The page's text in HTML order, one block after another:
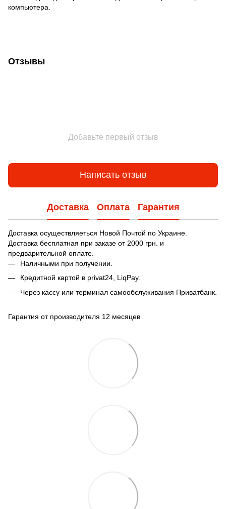
компьютера.
Отзывы
Добавьте первый отзыв
Написать отзыв
Доставка Оплата Гарантия
Доставка осуществляеться Новой Почтой по Украине.
Доставка бесплатная при заказе от 2000 грн. и
предварительной оплате.
Наличными при получении.
Кредитной картой в privat24, LiqPay.
Через кассу или терминал самообслуживания Приватбанк.
Гарантия от производителя 12 месяцев